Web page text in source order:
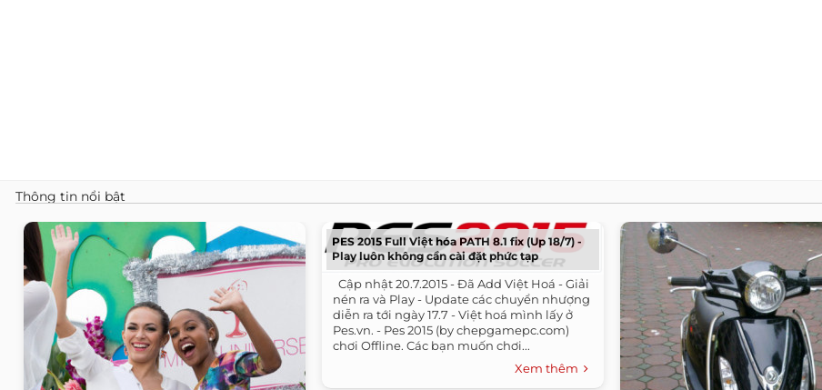
Thông tin nổi bật
PES 2015 Full Việt hóa PATH 8.1 fix (Up 18/7) -
Play luôn không cần cài đặt phức tạp
​ ​ Cập nhật 20.7.2015 - Đã Add Việt Hoá - Giải
nén ra và Play - Update các chuyển nhượng
diễn ra tới ngày 17.7 - Việt hoá mình lấy ở
Pes.vn. - Pes 2015 (by chepgamepc.com)
chơi Offline. Các bạn muốn chơi...
Xem thêm